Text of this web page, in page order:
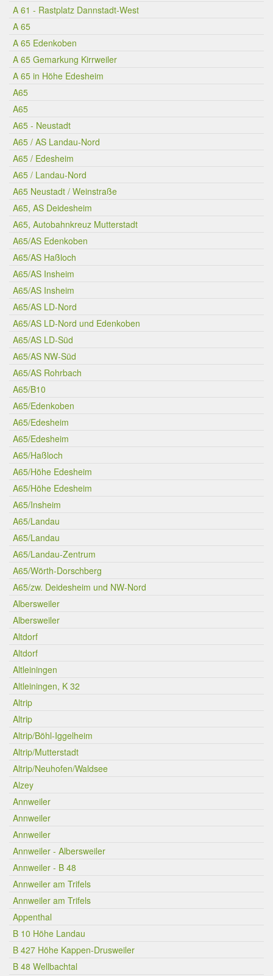
A 61 - Rastplatz Dannstadt-West
A 65
A 65 Edenkoben
A 65 Gemarkung Kirrweiler
A 65 in Höhe Edesheim
A65
A65
A65 - Neustadt
A65 / AS Landau-Nord
A65 / Edesheim
A65 / Landau-Nord
A65 Neustadt / Weinstraße
A65, AS Deidesheim
A65, Autobahnkreuz Mutterstadt
A65/AS Edenkoben
A65/AS Haßloch
A65/AS Insheim
A65/AS Insheim
A65/AS LD-Nord
A65/AS LD-Nord und Edenkoben
A65/AS LD-Süd
A65/AS NW-Süd
A65/AS Rohrbach
A65/B10
A65/Edenkoben
A65/Edesheim
A65/Edesheim
A65/Haßloch
A65/Höhe Edesheim
A65/Höhe Edesheim
A65/Insheim
A65/Landau
A65/Landau
A65/Landau-Zentrum
A65/Wörth-Dorschberg
A65/zw. Deidesheim und NW-Nord
Albersweiler
Albersweiler
Altdorf
Altdorf
Altleiningen
Altleiningen, K 32
Altrip
Altrip
Altrip/Böhl-Iggelheim
Altrip/Mutterstadt
Altrip/Neuhofen/Waldsee
Alzey
Annweiler
Annweiler
Annweiler
Annweiler - Albersweiler
Annweiler - B 48
Annweiler am Trifels
Annweiler am Trifels
Appenthal
B 10 Höhe Landau
B 427 Höhe Kappen-Drusweiler
B 48 Wellbachtal